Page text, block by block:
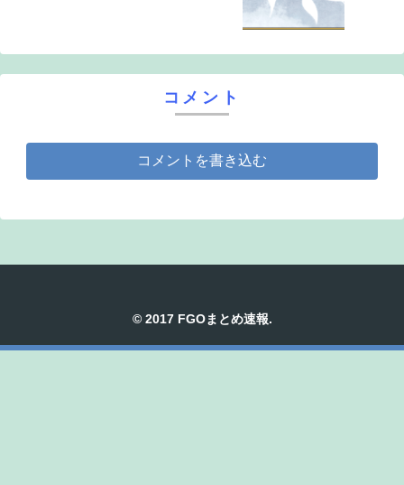
コメント
コメントを書き込む
© 2017 FGOまとめ速報.